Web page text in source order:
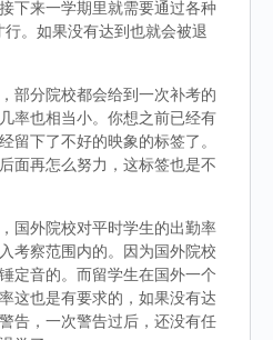
下来一学期里就需要通过各种
。如果没有达到也就会被退
部分院校都会给到一次补考的
率也相当小。你想之前已经有
留下了不好的映象的标签了。
面再怎么努力，这标签也是不
国外院校对平时学生的出勤率
考察范围内的。因为国外院校
定音的。而留学生在国外一个
这也是有要求的，如果没有达
告，一次警告过后，还没有任